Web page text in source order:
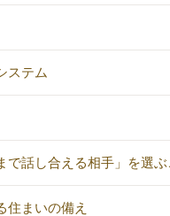
ステム
で話し合える相手」を選
住まいの備え